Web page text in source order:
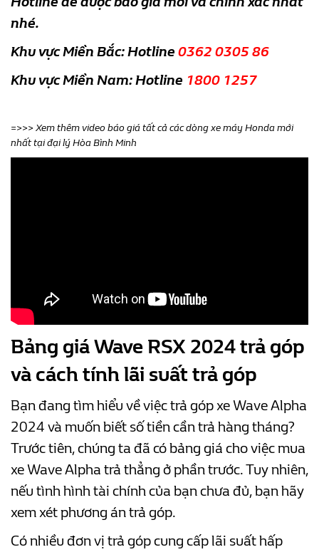
nhé.
Khu vực Miền Bắc: Hotline 0362 0305 86
Khu vực Miền Nam: Hotline 1800 1257
=>>> Xem thêm video báo giá tất cả các dòng xe máy Honda mới
nhất tại đại lý Hòa Bình Minh
Bảng giá Wave RSX 2024 trả góp
và cách tính lãi suất trả góp
Bạn đang tìm hiểu về việc trả góp xe Wave Alpha
2024 và muốn biết số tiền cần trả hàng tháng?
Trước tiên, chúng ta đã có bảng giá cho việc mua
xe Wave Alpha trả thẳng ở phần trước. Tuy nhiên,
nếu tình hình tài chính của bạn chưa đủ, bạn hãy
xem xét phương án trả góp.
Có nhiều đơn vị trả góp cung cấp lãi suất hấp